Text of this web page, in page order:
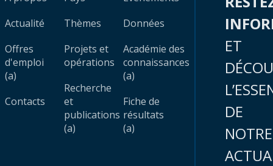
Actualité
Offres
d'emploi
(a)
Contacts
Thèmes
Projets et
opérations
Recherche
et
publications
(a)
Données
Académie des
connaissances
(a)
Fiche de
résultats
(a)
ET
DE
NOTRE